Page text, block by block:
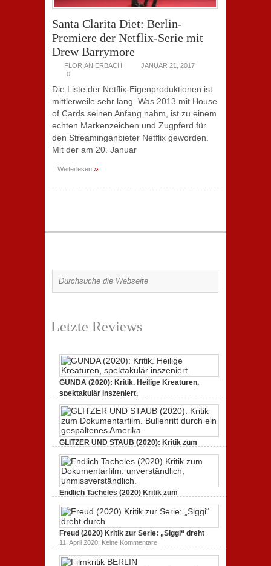
Santa Clarita Diet: Berlin-
Premiere der Netflix-Serie mit
Drew Barrymore
FLORIAN ERBACH
JANUAR 21, 2017
0
Die Liste der Netflix-Eigenproduktionen ist
mittlerweile sehr lang. Was 2013 mit House
of Cards seinen Anfang nahm, ist zu einem
echten Markenzeichen und Zugpferd für
den Streaminganbieter Netflix geworden.
Mit der am 20. Januar
Weiterlesen »
Letzte Reviews
GUNDA (2020): Kritik. Heilige Kreaturen,
spektakulär inszeniert.
GUNDA
(2020):
Kritik.
Kreaturen,
spektakulär
GLITZER UND STAUB (2020): Kritik zum
Dokumentarfilm.
3. Oktober 2020,Keine Kommentare zu
GLITZER
UND
(2020):
Kritik
zum
Dokumentarfilm.
durch
ein
Amerika.
Endlich Tacheles (2020) Kritik zum
Dokumentarfilm: unverständlich,
19. Mai 2020,Keine Kommentarezu
Tacheles
(2020)
Kritik
zum
Dokumentarfilm:
Freud (2020) Kritik zur Serie: „Siggi“ dreht
11. April 2020, Keine Kommentarezu
Freud
(2020)